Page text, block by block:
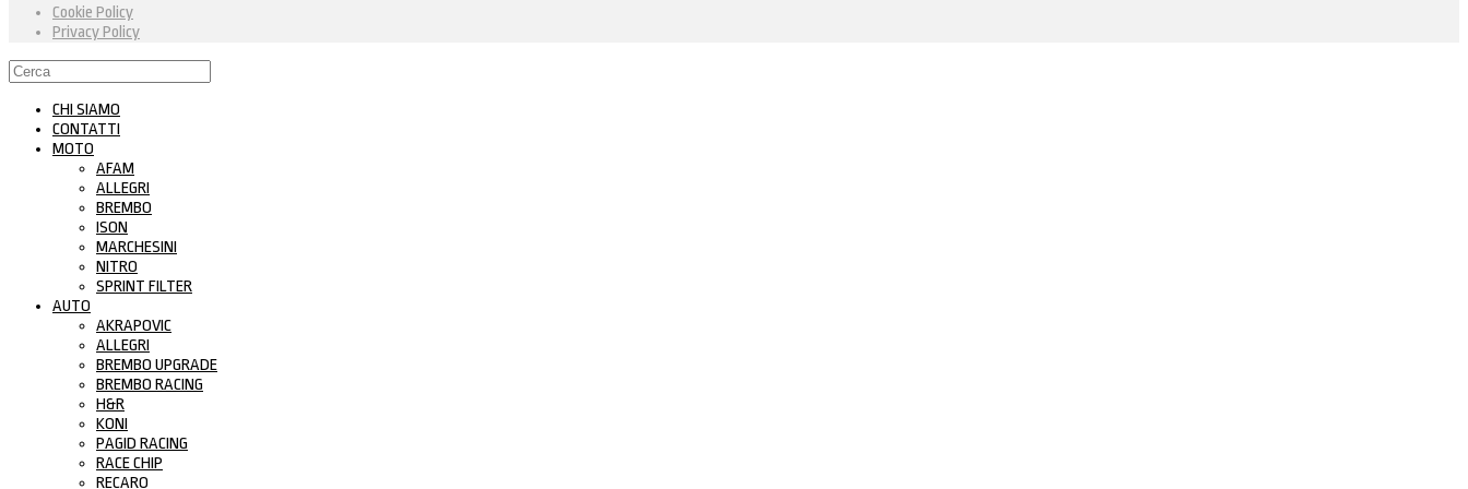
Cookie Policy
Privacy Policy
CHI SIAMO
CONTATTI
MOTO
AFAM
ALLEGRI
BREMBO
ISON
MARCHESINI
NITRO
SPRINT FILTER
AUTO
AKRAPOVIC
ALLEGRI
BREMBO UPGRADE
BREMBO RACING
H&R
KONI
PAGID RACING
RACE CHIP
RECARO